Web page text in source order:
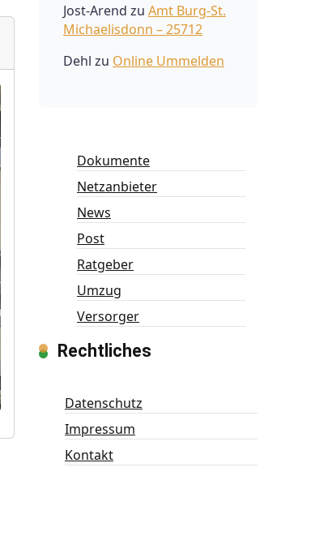
Jost-Arend zu Amt Burg-St.
Michaelisdonn – 25712
Dehl zu Online Ummelden
Dokumente
Netzanbieter
News
Post
Ratgeber
Umzug
Versorger
Rechtliches
Datenschutz
Impressum
Kontakt